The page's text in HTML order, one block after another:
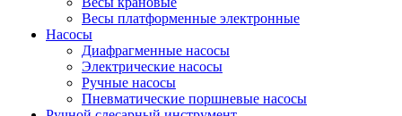
Весы платформенные электронные
Насосы
Диафрагменные насосы
Электрические насосы
Ручные насосы
Пневматические поршневые насосы